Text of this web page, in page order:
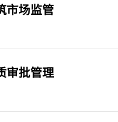
市场监管
审批管理